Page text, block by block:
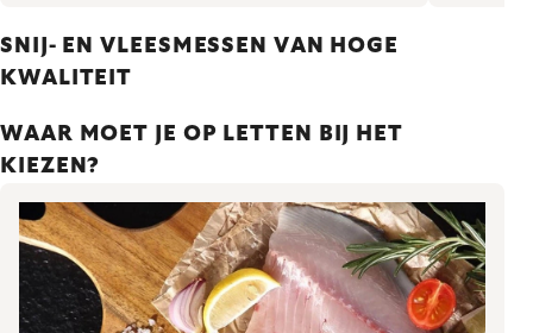
SNIJ- EN VLEESMESSEN VAN HOGE
KWALITEIT
WAAR MOET JE OP LETTEN BIJ HET
KIEZEN?